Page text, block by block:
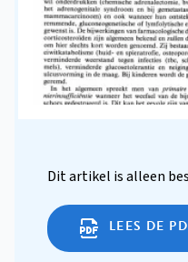
Dit artikel is alleen
LEES DE